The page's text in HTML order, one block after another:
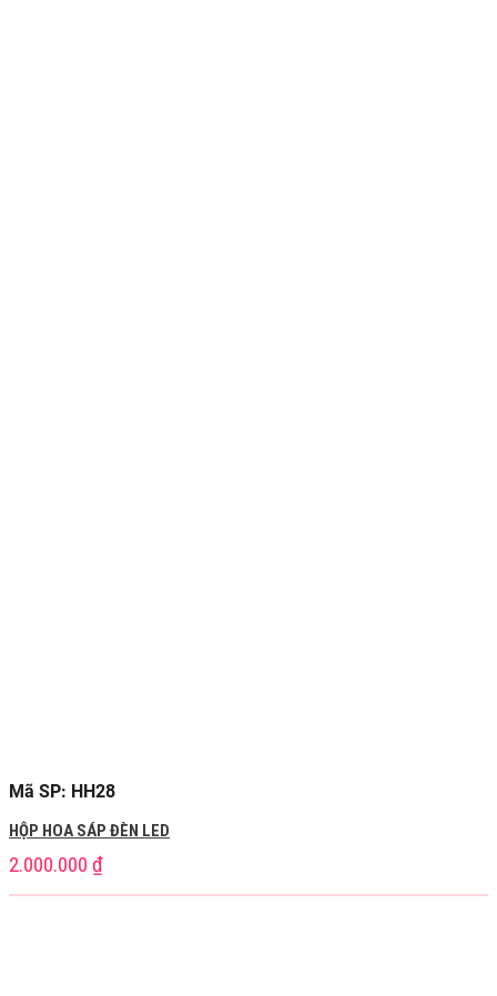
Mã SP: HH28
HỘP HOA SÁP ĐÈN LED
2.000.000 ₫